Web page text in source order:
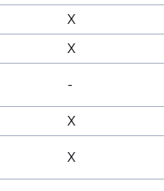
X
X
-
X
X